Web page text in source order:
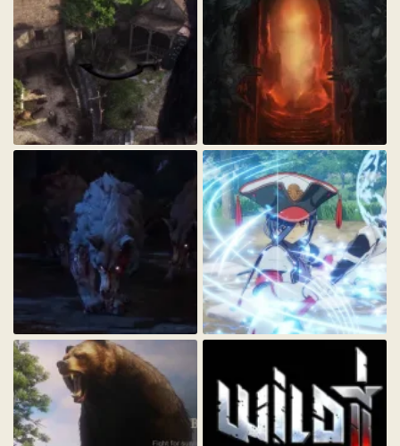
115.3 KБ · Просмотры: 276
JX6NP85V08Y51572717118509_1_.webp
21.4 KБ · Просмотры: 274
3xMNgml_1_.webp
14.5 KБ · Просмотры: 258
138.3 KБ · Просмотры: 286